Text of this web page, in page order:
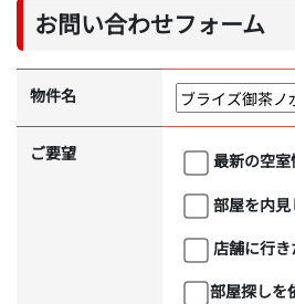
お問い合わせフォーム
物件名
ご要望
最新の空
部屋を内
店舗に行
部屋探しを